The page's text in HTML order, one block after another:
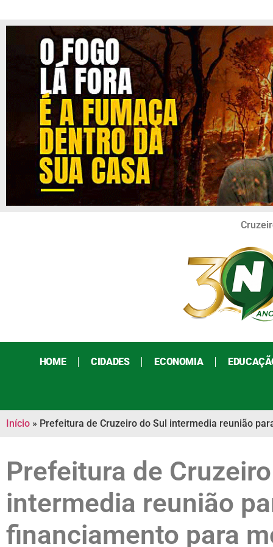
HOME CIDADES ECONOMIA
Início » Prefeitura de Cruzeiro do Sul intermedia reunião
Prefeitura de
intermedia reunião
financiamento para